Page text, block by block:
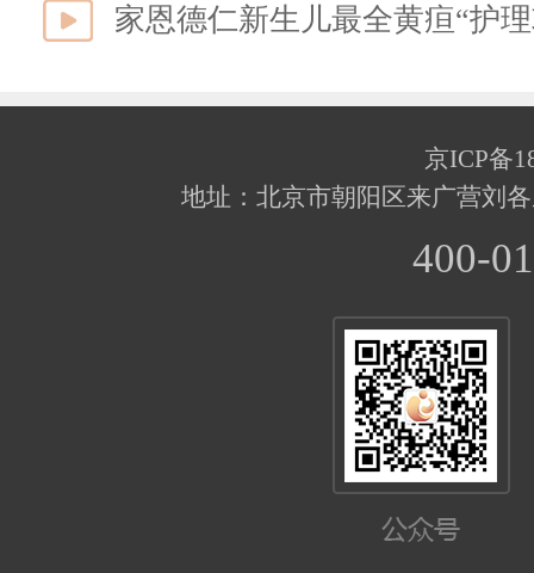
家恩德仁新生儿最全黄疸“护
京ICP备
地址：北京市朝阳区来广营刘
400-